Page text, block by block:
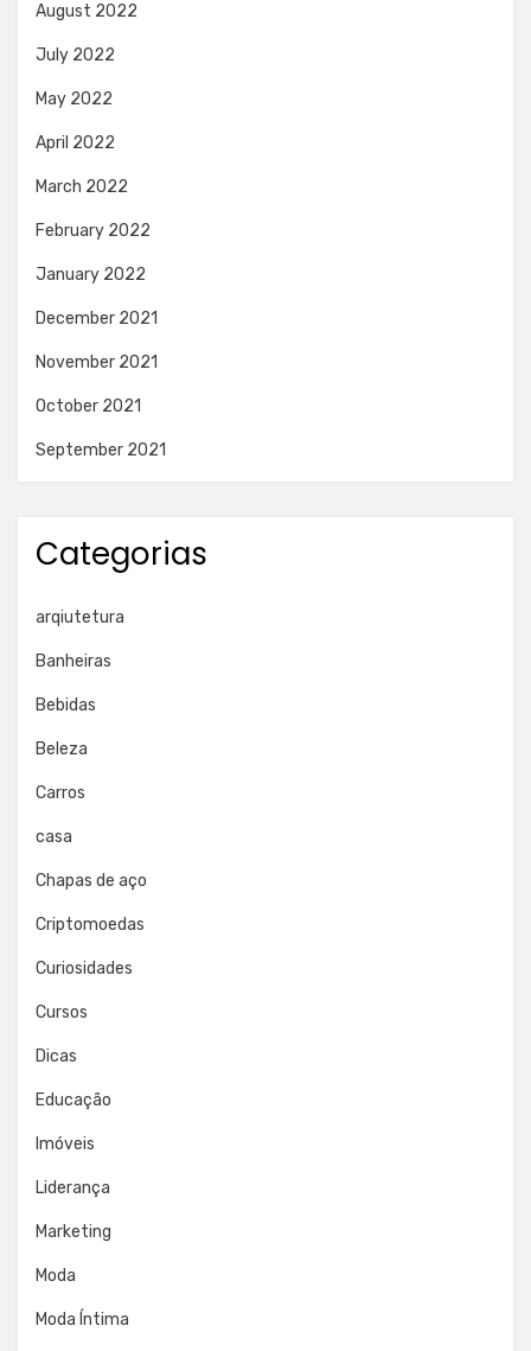
August 2022
July 2022
May 2022
April 2022
March 2022
February 2022
January 2022
December 2021
November 2021
October 2021
September 2021
Categorias
arqiutetura
Banheiras
Bebidas
Beleza
Carros
casa
Chapas de aço
Criptomoedas
Curiosidades
Cursos
Dicas
Educação
Imóveis
Liderança
Marketing
Moda
Moda Íntima